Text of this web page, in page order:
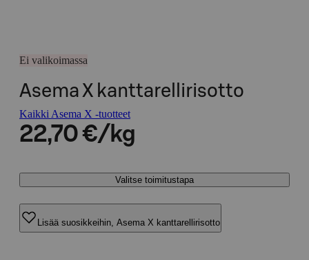
Ei valikoimassa
Asema X kanttarellirisotto
Kaikki Asema X -tuotteet
22,70 €/kg
Valitse toimitustapa
Lisää suosikkeihin, Asema X kanttarellirisotto